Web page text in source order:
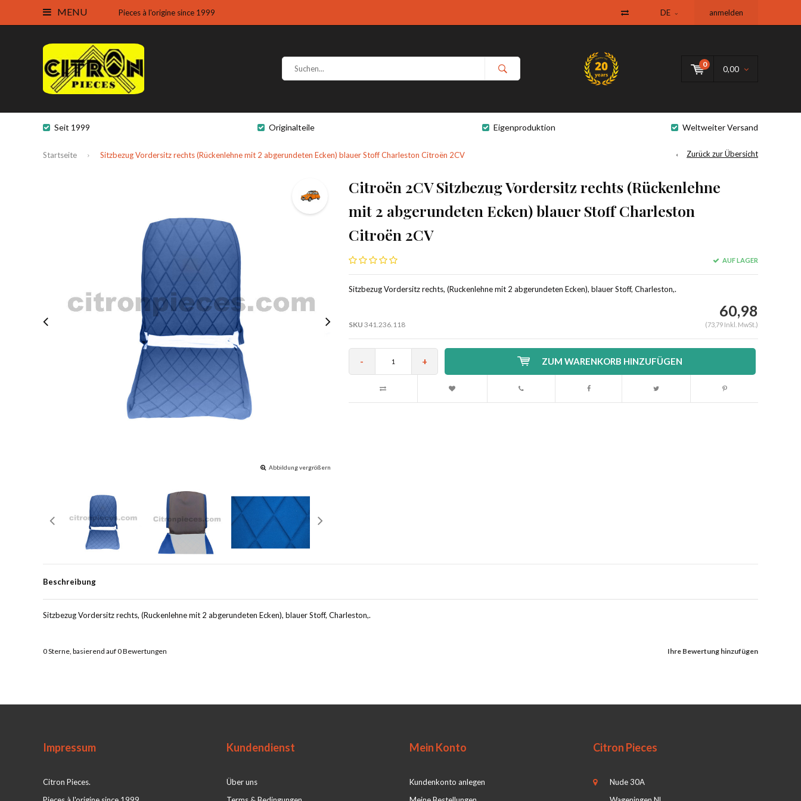
MENU Pieces à l'origine since 1999 DE anmelden
0
0,00
Seit 1999 Originalteile Eigenproduktion Weltweiter Versand
Startseite Sitzbezug Vordersitz rechts (Rückenlehne mit 2 abgerundeten Ecken) blauer Stoff Charleston Citroën 2CV Zurück zur Übersicht
Abbildung vergrößern
Citroën 2CV Sitzbezug Vordersitz rechts (Rückenlehne
mit 2 abgerundeten Ecken) blauer Stoff Charleston
Citroën 2CV
AUF LAGER
Sitzbezug Vordersitz rechts, (Ruckenlehne mit 2 abgerundeten Ecken), blauer Stoff, Charleston,.
SKU 341.236.118
60,98
(73,79 Inkl. MwSt.)
- + ZUM WARENKORB HINZUFÜGEN
Beschreibung
Sitzbezug Vordersitz rechts, (Ruckenlehne mit 2 abgerundeten Ecken), blauer Stoff, Charleston,.
Ihre Bewertung hinzufügen
0Sterne, basierend auf0Bewertungen
Impressum
Citron Pieces.
Kundendienst
Über uns
Mein Konto
Kundenkonto anlegen
Citron Pieces
Nude 30A